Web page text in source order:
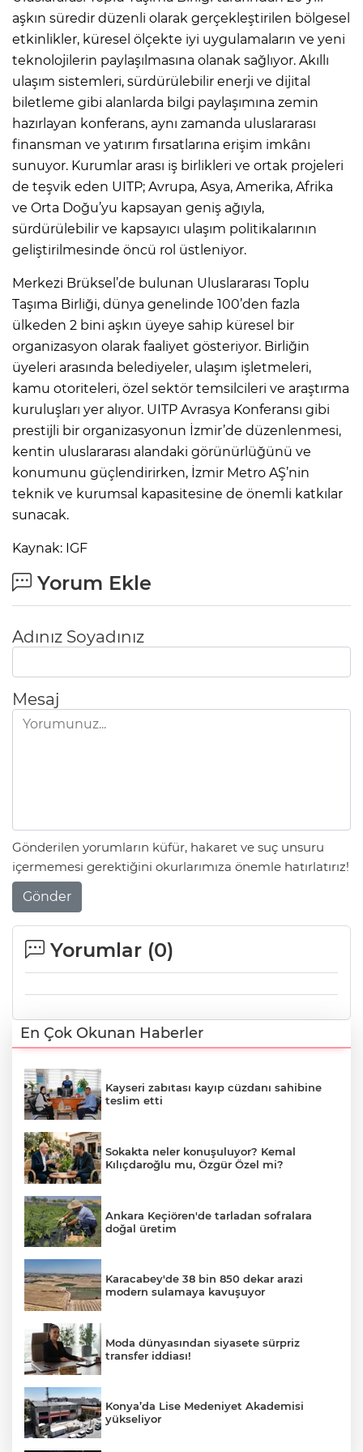
aşkın süredir düzenli olarak gerçekleştirilen bölgesel
etkinlikler, küresel ölçekte iyi uygulamaların ve yeni
teknolojilerin paylaşılmasına olanak sağlıyor. Akıllı
ulaşım sistemleri, sürdürülebilir enerji ve dijital
biletleme gibi alanlarda bilgi paylaşımına zemin
hazırlayan konferans, aynı zamanda uluslararası
finansman ve yatırım fırsatlarına erişim imkânı
sunuyor. Kurumlar arası iş birlikleri ve ortak projeleri
de teşvik eden UITP; Avrupa, Asya, Amerika, Afrika
ve Orta Doğu’yu kapsayan geniş ağıyla,
sürdürülebilir ve kapsayıcı ulaşım politikalarının
geliştirilmesinde öncü rol üstleniyor.
Merkezi Brüksel’de bulunan Uluslararası Toplu
Taşıma Birliği, dünya genelinde 100’den fazla
ülkeden 2 bini aşkın üyeye sahip küresel bir
organizasyon olarak faaliyet gösteriyor. Birliğin
üyeleri arasında belediyeler, ulaşım işletmeleri,
kamu otoriteleri, özel sektör temsilcileri ve araştırma
kuruluşları yer alıyor. UITP Avrasya Konferansı gibi
prestijli bir organizasyonun İzmir’de düzenlenmesi,
kentin uluslararası alandaki görünürlüğünü ve
konumunu güçlendirirken, İzmir Metro AŞ’nin
teknik ve kurumsal kapasitesine de önemli katkılar
sunacak.
Kaynak: IGF
Yorum Ekle
Adınız Soyadınız
Mesaj
Gönderilen yorumların küfür, hakaret ve suç unsuru
içermemesi gerektiğini okurlarımıza önemle hatırlatırız!
Gönder
Yorumlar (0)
En Çok Okunan Haberler
Kayseri zabıtası kayıp cüzdanı sahibine
teslim etti
Sokakta neler konuşuluyor? Kemal
Kılıçdaroğlu mu, Özgür Özel mi?
Ankara Keçiören'de tarladan sofralara
doğal üretim
Karacabey'de 38 bin 850 dekar arazi
modern sulamaya kavuşuyor
Moda dünyasından siyasete sürpriz
transfer iddiası!
Konya’da Lise Medeniyet Akademisi
yükseliyor